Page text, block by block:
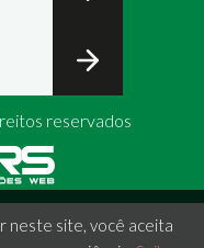
reservados
neste site, você aceita